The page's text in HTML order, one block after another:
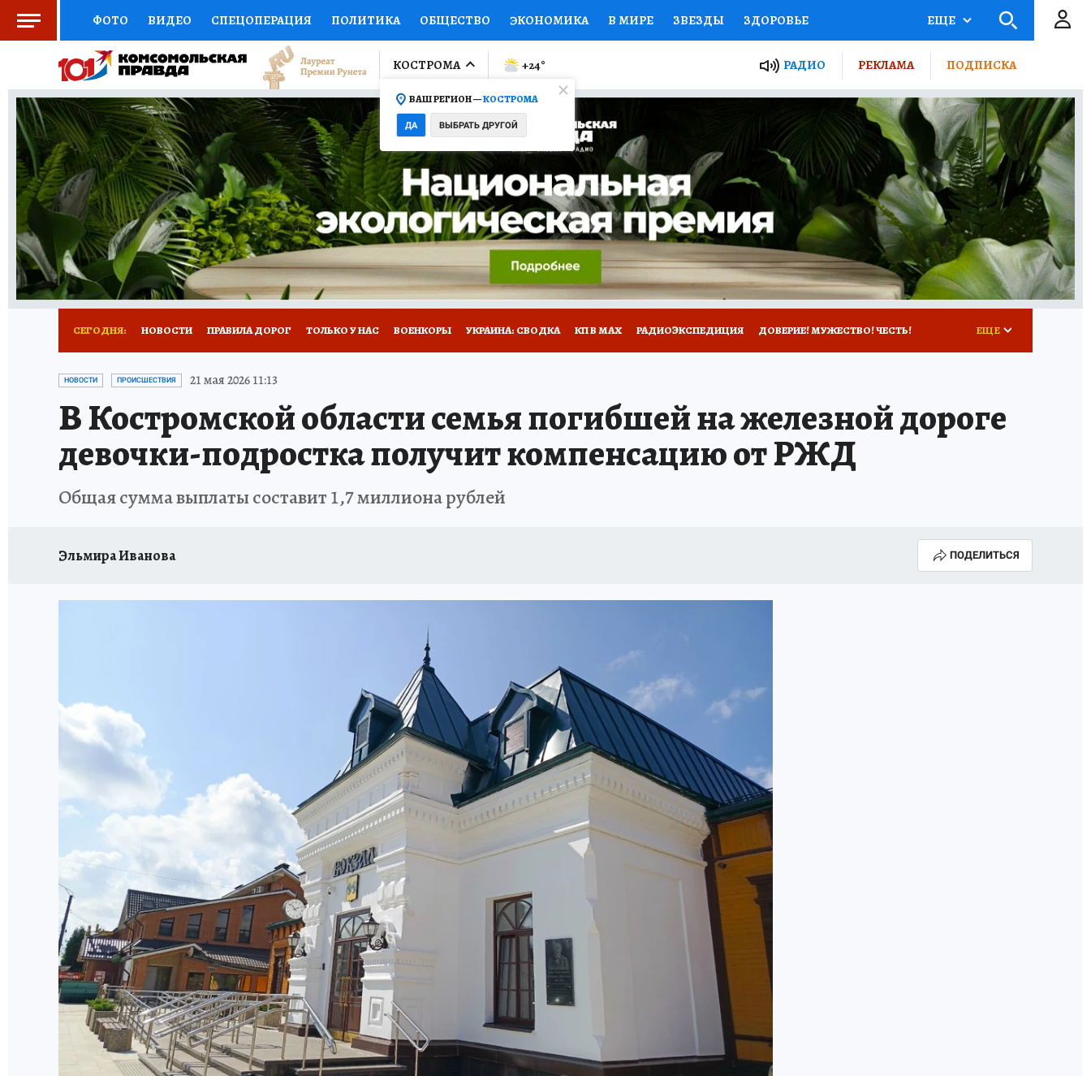
ФОТО ВИДЕО СПЕЦОПЕРАЦИЯ ПОЛИТИКА ОБЩЕСТВО ЭКОНОМИКА В МИРЕ ЗВЕЗДЫ ЗДОРОВЬЕ
СОЦПОДДЕРЖКА НАУКА СПОРТ КОЛУМНИСТЫ ПРОИСШЕСТВИЯ НАЦИОНАЛЬНЫЕ ПРОЕКТЫ РОССИИ
ВЫБОР ЭКСПЕРТОВ ДОКТОР ФИНАНСЫ ОТКРЫВАЕМ МИР Я ЗНАЮ СЕМЬЯ ЖЕНСКИЕ СЕКРЕТЫ ПУТЕВОДИТЕЛЬ
КНИЖНАЯ ПОЛКА ПРОГНОЗЫ НА СПОРТ ПРОМОКОДЫ СЕРИАЛЫ СПЕЦПРОЕКТЫ ДЕФИЦИТ ЖЕЛЕЗА ТУРИЗМ
ПРЕСС-ЦЕНТР НЕДВИЖИМОСТЬ ТЕЛЕВИЗОР КОЛЛЕКЦИИ КОНКУРСЫ РАБОТА У НАС ГИД ПОТРЕБИТЕЛЯ ВСЕ О КП
РАДИО КП РЕКЛАМА ТЕСТЫ НОВОЕ НА САЙТЕ
ЕЩЕ
КОСТРОМА
ВАШ РЕГИОН —КОСТРОМА
ДА ВЫБРАТЬ ДРУГОЙ
+24° РАДИО РЕКЛАМА ПОДПИСКА
СЕГОДНЯ: НОВОСТИ ПРАВИЛА ДОРОГ ТОЛЬКО У НАС ВОЕНКОРЫ УКРАИНА: СВОДКА КП В МАХ РАДИОЭКСПЕДИЦИЯ ДОВЕРИЕ! МУЖЕСТВО! ЧЕСТЬ!
НОВОГОДНИЙ ШОПИНГ В КОСТРОМЕ
СЕМЬЯ В ПОГОНАХ ИСПЫТАНО НА СЕБЕ
ЕЩЕ
НОВОСТИ ПРОИСШЕСТВИЯ 21 мая 2026 11:13
В Костромской области семья погибшей на железной дороге
девочки-подростка получит компенсацию от РЖД
Общая сумма выплаты составит 1,7 миллиона рублей
Эльмира Иванова ПОДЕЛИТЬСЯ